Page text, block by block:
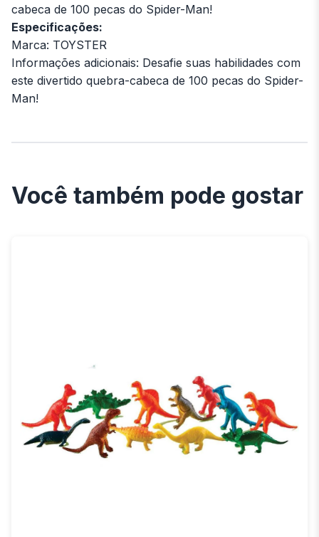
cabeca de 100 pecas do Spider-Man!
Especificações:
Marca: TOYSTER
Informações adicionais: Desafie suas habilidades com
este divertido quebra-cabeca de 100 pecas do Spider-
Man!
Você também pode gostar